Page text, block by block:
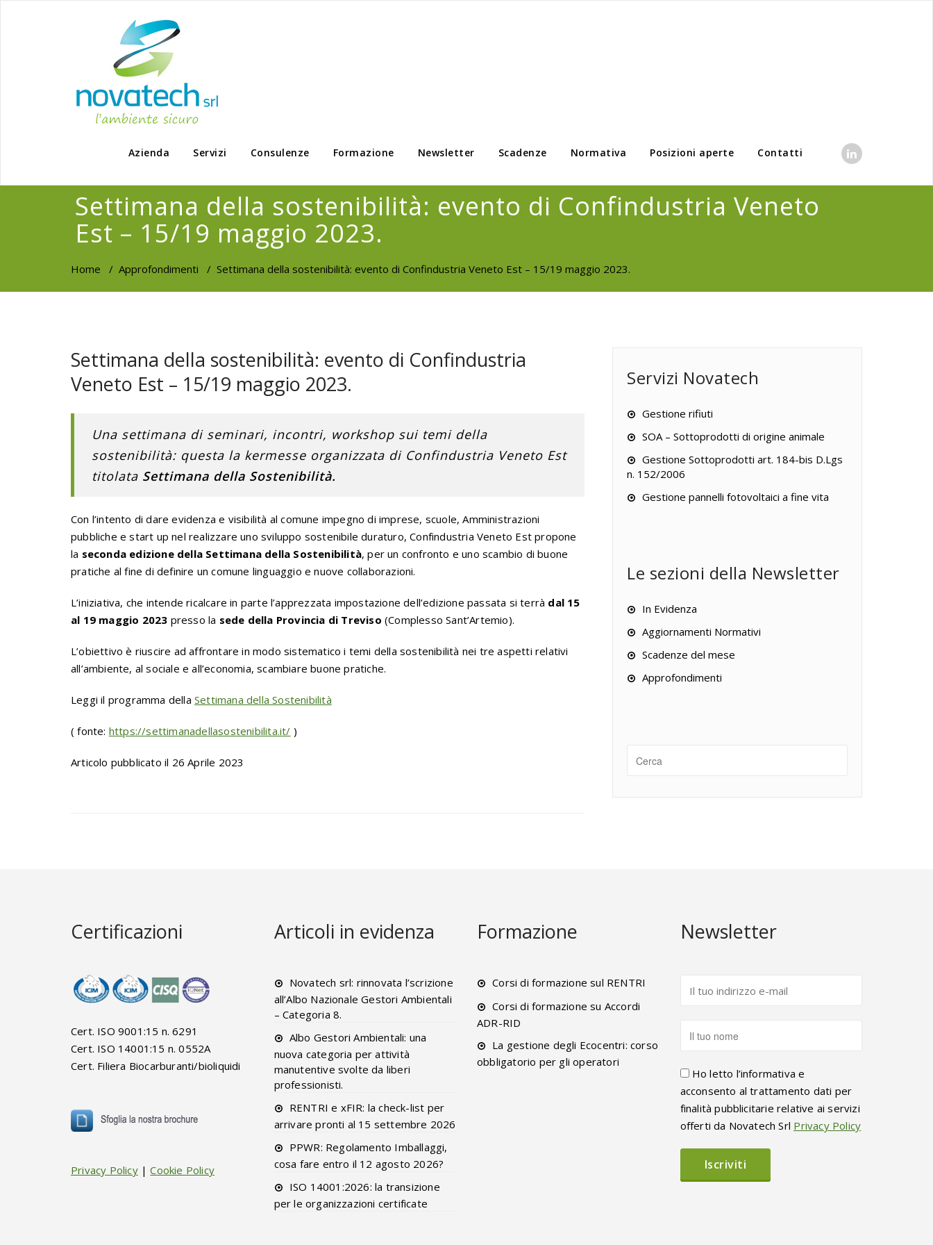
Azienda Servizi Consulenze Formazione Newsletter Scadenze Normativa Posizioni aperte Contatti
Settimana della sostenibilità: evento di Confindustria Veneto
Est – 15/19 maggio 2023.
Home / Approfondimenti / Settimana della sostenibilità: evento di Confindustria Veneto Est – 15/19 maggio 2023.
Settimana della sostenibilità: evento di Confindustria
Veneto Est – 15/19 maggio 2023.
Una settimana di seminari, incontri, workshop sui temi della
sostenibilità: questa la kermesse organizzata di Confindustria Veneto Est
titolata Settimana della Sostenibilità.
Con l’intento di dare evidenza e visibilità al comune impegno di imprese, scuole, Amministrazioni
pubbliche e start up nel realizzare uno sviluppo sostenibile duraturo, Confindustria Veneto Est propone
la seconda edizione della Settimana della Sostenibilità, per un confronto e uno scambio di buone
pratiche al fine di definire un comune linguaggio e nuove collaborazioni.
L’iniziativa, che intende ricalcare in parte l’apprezzata impostazione dell’edizione passata si terrà dal 15
al 19 maggio 2023 presso la sede della Provincia di Treviso (Complesso Sant’Artemio).
L’obiettivo è riuscire ad affrontare in modo sistematico i temi della sostenibilità nei tre aspetti relativi
all’ambiente, al sociale e all’economia, scambiare buone pratiche.
Leggi il programma della Settimana della Sostenibilità
( fonte: https://settimanadellasostenibilita.it/ )
Articolo pubblicato il 26 Aprile 2023
Servizi Novatech
Gestione rifiuti
SOA – Sottoprodotti di origine animale
Gestione Sottoprodotti art. 184-bis D.Lgs
n. 152/2006
Gestione pannelli fotovoltaici a fine vita
Le sezioni della Newsletter
In Evidenza
Aggiornamenti Normativi
Scadenze del mese
Approfondimenti
Certificazioni
Cert. ISO 9001:15 n. 6291
Cert. ISO 14001:15 n. 0552A
Cert. Filiera Biocarburanti/bioliquidi
Privacy Policy|Cookie Policy
Articoli in evidenza
Novatech srl: rinnovata l’scrizione
all’Albo Nazionale Gestori Ambientali
– Categoria 8.
Albo Gestori Ambientali: una
nuova categoria per attività
manutentive svolte da liberi
professionisti.
RENTRI e xFIR: la check-list per
arrivare pronti al 15 settembre 2026
PPWR: Regolamento Imballaggi,
cosa fare entro il 12 agosto 2026?
ISO 14001:2026: la transizione
per le organizzazioni certificate
Formazione
Corsi di formazione sul RENTRI
Corsi di formazione su Accordi
ADR-RID
La gestione degli Ecocentri: corso
obbligatorio per gli operatori
Newsletter
Ho letto l’informativa e
acconsento al trattamento dati per
finalità pubblicitarie relative ai servizi
offerti da Novatech Srl Privacy Policy